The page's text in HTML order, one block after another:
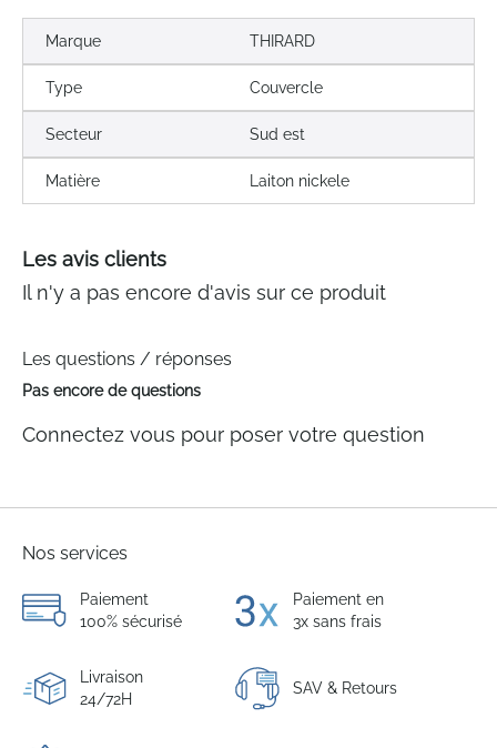
Marque THIRARD
Type Couvercle
Secteur Sud est
Matière Laiton nickele
Les avis clients
Il n'y a pas encore d'avis sur ce produit
Les questions / réponses
Pas encore de questions
Connectez vous pour poser votre question
Nos services
Paiement
100% sécurisé
Paiement en
3x sans frais
Livraison
24/72H
SAV & Retours